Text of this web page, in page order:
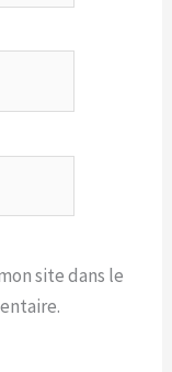
site dans le